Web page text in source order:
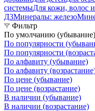
системыДля кожи, волос
Д3Минералы: железо
Фильтр
По умолчанию (убывание)
По популярности
По популярности
По алфавиту (убывание)
По алфавиту
По цене (убывание)
По цене (возрастание)
В наличии (убывание)
В наличии (возрастание)